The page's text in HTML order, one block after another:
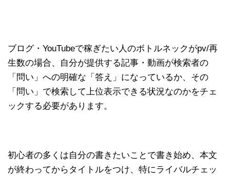
ブログ・YouTubeで稼ぎたい人のボトルネックがpv/再
生数の場合、自分が提供する記事・動画が検索者の
「問い」への明確な「答え」になっているか、その
「問い」で検索して上位表示できる状況なのかをチェ
ックする必要があります。
初心者の多くは自分の書きたいことで書き始め、本文
が終わってからタイトルをつけ、特にライバルチェッ